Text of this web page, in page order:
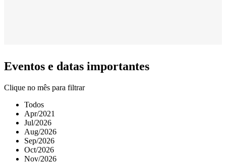
Eventos e datas importantes
Clique no mês para filtrar
Todos
Apr/2021
Jul/2026
Aug/2026
Sep/2026
Oct/2026
Nov/2026